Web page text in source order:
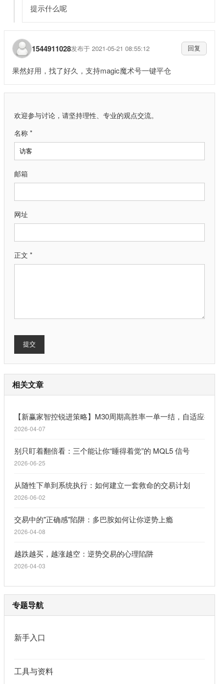
提示什么呢
1544911028发布于 2021-05-21 08:55:12 回复
果然好用，找了好久，支持magic魔术号一键平仓
欢迎参与讨论，请坚持理性、专业的观点交流。
名称 *
邮箱
网址
正文 *
提交
相关文章
【新赢家智控锐进策略】M30周期高胜率一单一结，自适应行
2026-04-07
别只盯着翻倍看：三个能让你“睡得着觉”的 MQL5 信号
2026-06-25
从随性下单到系统执行：如何建立一套救命的交易计划
2026-06-02
交易中的"正确感"陷阱：多巴胺如何让你逆势上瘾
2026-04-08
越跌越买，越涨越空：逆势交易的心理陷阱
2026-04-03
专题导航
新手入口
工具与资料